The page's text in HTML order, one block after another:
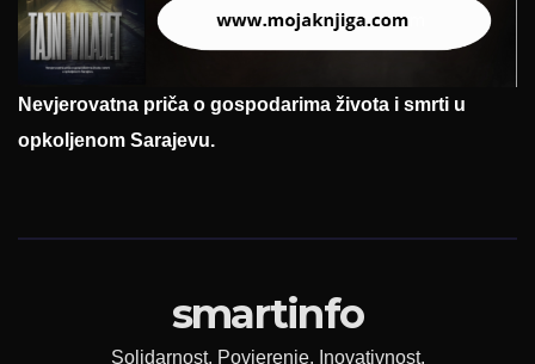
Nevjerovatna priča o gospodarima života i smrti u
opkoljenom Sarajevu.
smartinfo
Solidarnost. Povjerenje. Inovativnost.